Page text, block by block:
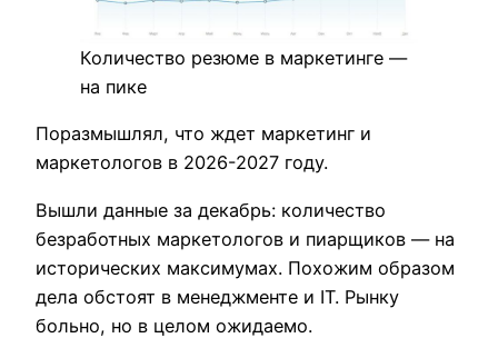
Количество резюме в маркетинге —
на пике
Поразмышлял, что ждет маркетинг и
маркетологов в 2026-2027 году.
Вышли данные за декабрь: количество
безработных маркетологов и пиарщиков — на
исторических максимумах. Похожим образом
дела обстоят в менеджменте и IT. Рынку
больно, но в целом ожидаемо.